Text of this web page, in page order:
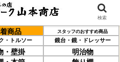
商品 スタッフのおすすめ商品
・トルソー 鏡台・鏡・ドレッサー
・壁掛
明治物
検索